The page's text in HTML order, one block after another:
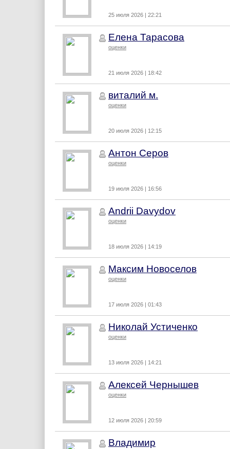
25 июля 2026 | 22:21
Елена Тарасова
оценки
21 июля 2026 | 18:42
виталий м.
оценки
20 июля 2026 | 12:15
Антон Серов
оценки
19 июля 2026 | 16:56
Andrii Davydov
оценки
18 июля 2026 | 14:19
Максим Новоселов
оценки
17 июля 2026 | 01:43
Николай Устиченко
оценки
13 июля 2026 | 14:21
Алексей Чернышев
оценки
12 июля 2026 | 20:59
Владимир